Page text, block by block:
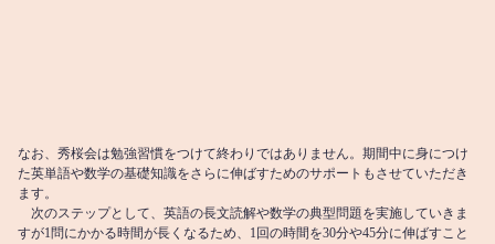
なお、秀桜会は勉強習慣をつけて終わりではありません。期間中に身につけ
た英単語や数学の基礎知識をさらに伸ばすためのサポートもさせていただき
ます。
次のステップとして、英語の長文読解や数学の典型問題を実施していきま
すが1問にかかる時間が長くなるため、1回の時間を30分や45分に伸ばすこと